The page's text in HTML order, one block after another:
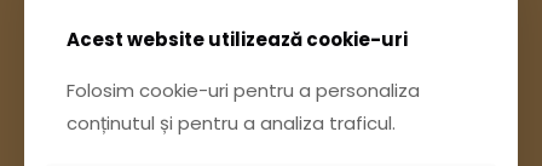
Ai întrebări? Accesează
Pagina Contact
Acest website utilizează cookie-uri
Folosim cookie-uri pentru a personaliza
conținutul și pentru a analiza traficul.